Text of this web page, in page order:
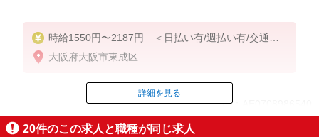
時給1550円〜2187円 ＜日払い有/週払い有/交通費
全支給(ガソリン代含む)＞
大阪府大阪市東成区
ID：AE0708986540
詳細を見る
20件のこの求人と職種が同じ求人